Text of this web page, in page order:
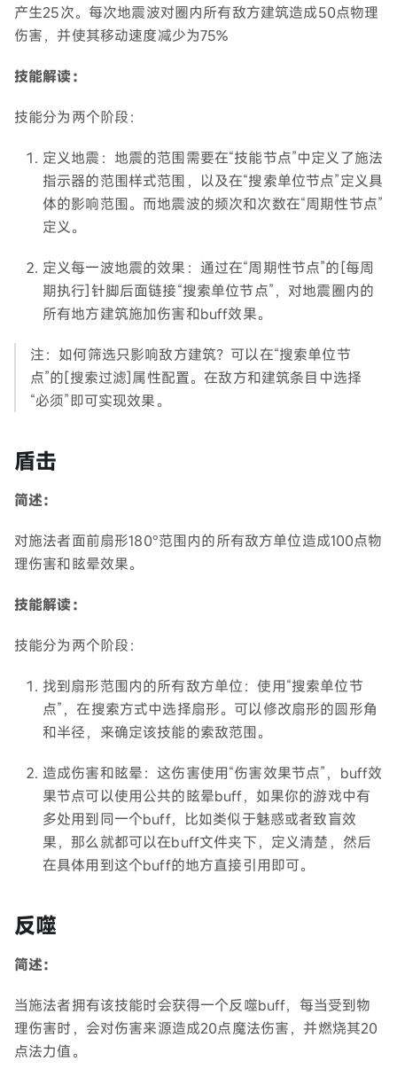
产生25次。每次地震波对圈内所有敌方建筑造成50点物理
伤害，并使其移动速度减少为75%
技能解读：
技能分为两个阶段：
定义地震：地震的范围需要在“技能节点”中定义了施法
指示器的范围样式范围，以及在“搜索单位节点”定义具
体的影响范围。而地震波的频次和次数在“周期性节点”
定义。
定义每一波地震的效果：通过在“周期性节点”的[每周
期执行]针脚后面链接“搜索单位节点”，对地震圈内的
所有地方建筑施加伤害和buff效果。
注：如何筛选只影响敌方建筑？可以在“搜索单位节
点”的[搜索过滤]属性配置。在敌方和建筑条目中选择
“必须”即可实现效果。
盾击
简述：
对施法者面前扇形180°范围内的所有敌方单位造成100点物
理伤害和眩晕效果。
技能解读：
技能分为两个阶段：
找到扇形范围内的所有敌方单位：使用“搜索单位节
点”，在搜索方式中选择扇形。可以修改扇形的圆形角
和半径，来确定该技能的索敌范围。
造成伤害和眩晕：这伤害使用“伤害效果节点”，buff效
果节点可以使用公共的眩晕buff，如果你的游戏中有
多处用到同一个buff，比如类似于魅惑或者致盲效
果，那么就都可以在buff文件夹下，定义清楚，然后
在具体用到这个buff的地方直接引用即可。
反噬
简述：
当施法者拥有该技能时会获得一个反噬buff，每当受到物
理伤害时，会对伤害来源造成20点魔法伤害，并燃烧其20
点法力值。